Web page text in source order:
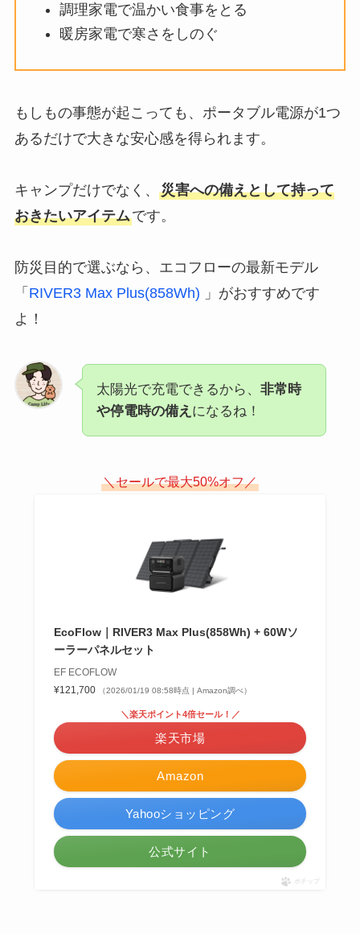
調理家電で温かい食事をとる
暖房家電で寒さをしのぐ
もしもの事態が起こっても、ポータブル電源が1つ
あるだけで大きな安心感を得られます。
キャンプだけでなく、 災害への備えとして持って
おきたいアイテムです。
防災目的で選ぶなら、エコフローの最新モデル
「 RIVER3 Max Plus(858Wh) 」がおすすめです
よ！
太陽光で充電できるから、 非常時
や停電時の備え になるね！
＼セールで最大50%オフ／
EcoFlow｜RIVER3 Max Plus(858Wh) + 60Wソ
ーラーパネルセット
EF ECOFLOW
¥121,700
（2026/01/19 08:58時点 | Amazon調べ）
Amazon
＼楽天ポイント4倍セール！／
楽天市場
Yahooショッピング
公式サイト
ポチップ